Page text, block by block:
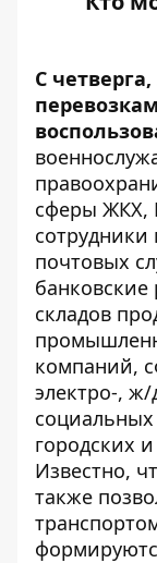
С
сферы ЖКХ,
сотрудники
почтовых
складов
компаний,
электро-,
городских
Известно,
также